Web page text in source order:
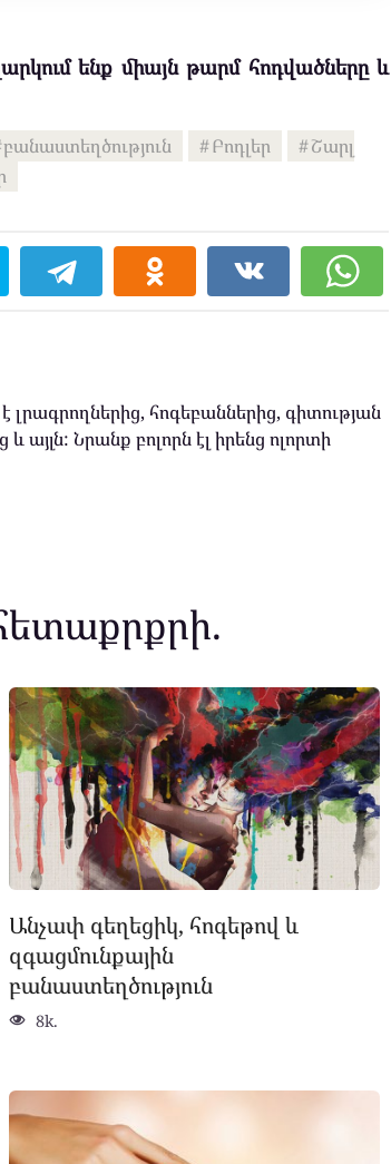
ենք միայն թարմ հոդվածները և
բանաստեղծություն Բոդլեր
Շարլ
հոգեբաններից, գիտության
այլն: Նրանք բոլորն էլ իրենց ոլորտի
Անչափ գեղեցիկ, հոգեթով և
զգացմունքային
բանաստեղծություն
8k.